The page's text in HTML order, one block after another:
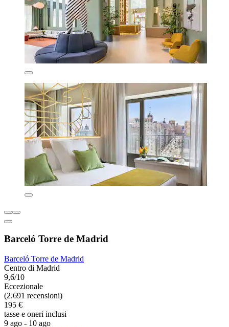
Barceló Torre de Madrid
Barceló Torre de Madrid
Centro di Madrid
9,6/10
Eccezionale
(2.691 recensioni)
195 €
tasse e oneri inclusi
9 ago - 10 ago